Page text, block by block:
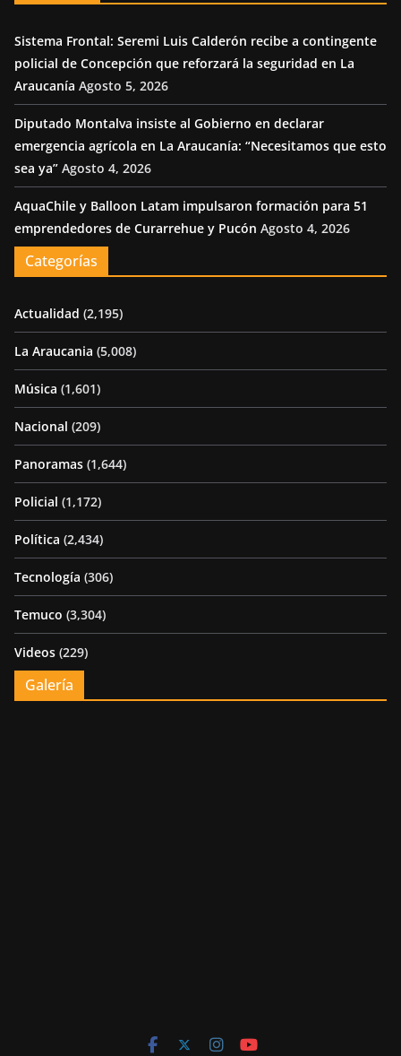
Sistema Frontal: Seremi Luis Calderón recibe a contingente
policial de Concepción que reforzará la seguridad en La
Araucanía Agosto 5, 2026
Diputado Montalva insiste al Gobierno en declarar
emergencia agrícola en La Araucanía: “Necesitamos que esto
sea ya” Agosto 4, 2026
AquaChile y Balloon Latam impulsaron formación para 51
emprendedores de Curarrehue y Pucón Agosto 4, 2026
Categorías
Actualidad (2,195)
La Araucania (5,008)
Música (1,601)
Nacional (209)
Panoramas (1,644)
Policial (1,172)
Política (2,434)
Tecnología (306)
Temuco (3,304)
Videos (229)
Galería